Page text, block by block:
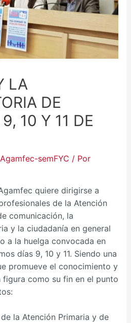
LA
DE
10 Y 11 DE
Agamfec-semFYC / Por
quiere dirigirse a
de la Atención
comunicación, la
y la ciudadanía en general
a la huelga convocada en
días 9, 10 y 11. Siendo una
promueve el conocimiento y
como su fin en el punto
la Atención Primaria y de